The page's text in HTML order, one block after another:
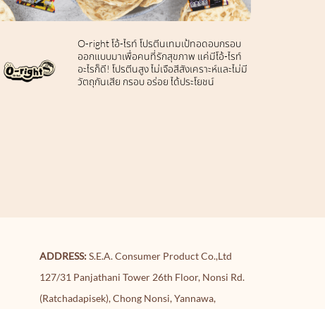
O-right โอ้-ไรท์ โปรตีนเทมเป้ทอดอบกรอบ
ออกแบบมาเพื่อคนที่รักสุขภาพ แค่มีโอ้-ไรท์
อะไรก็ดี! โปรตีนสูง ไม่เจือสีสังเคราะห์และไม่มี
วัตถุกันเสีย กรอบ อร่อย ได้ประโยชน์
ADDRESS:S.E.A. Consumer Product Co.,Ltd
127/31 Panjathani Tower 26th Floor, Nonsi Rd.
(Ratchadapisek), Chong Nonsi, Yannawa,